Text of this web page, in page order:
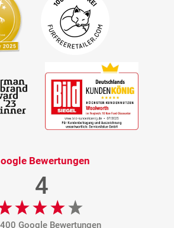
Bewertungen
4
Google Bewertungen